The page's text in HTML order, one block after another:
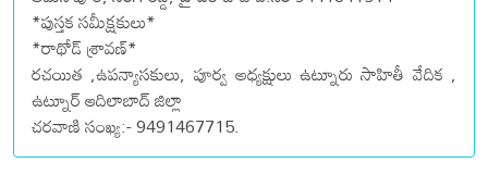
*పుస్తక సమీక్షకులు*
*రాథోడ్ శ్రావణ్*
రచయిత ,ఉపన్యాసకులు, పూర్వ అధ్యక్షులు ఉట్నూరు సాహితీ వేదిక ,
ఉట్నూర్ ఆదిలాబాద్ జిల్లా
చరవాణి సంఖ్య:- 9491467715.